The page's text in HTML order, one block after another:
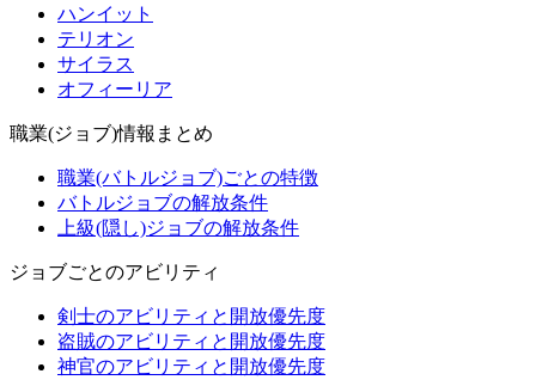
ハンイット
テリオン
サイラス
オフィーリア
職業(ジョブ)情報まとめ
職業(バトルジョブ)ごとの特徴
バトルジョブの解放条件
上級(隠し)ジョブの解放条件
ジョブごとのアビリティ
剣士のアビリティと開放優先度
盗賊のアビリティと開放優先度
神官のアビリティと開放優先度